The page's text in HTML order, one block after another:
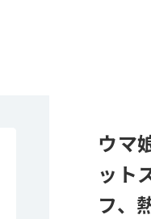
ウマ
ット
フ、